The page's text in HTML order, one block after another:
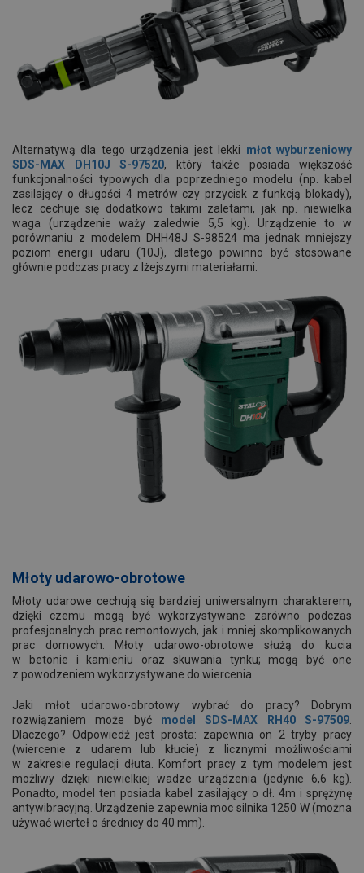
Alternatywą dla tego urządzenia jest lekki młot wyburzeniowy
SDS-MAX DH10J S-97520, który także posiada większość
funkcjonalności typowych dla poprzedniego modelu (np. kabel
zasilający o długości 4 metrów czy przycisk z funkcją blokady),
lecz cechuje się dodatkowo takimi zaletami, jak np. niewielka
waga (urządzenie waży zaledwie 5,5 kg). Urządzenie to w
porównaniu z modelem DHH48J S-98524 ma jednak mniejszy
poziom energii udaru (10J), dlatego powinno być stosowane
głównie podczas pracy z lżejszymi materiałami.
Młoty udarowo-obrotowe
Młoty udarowe cechują się bardziej uniwersalnym charakterem,
dzięki czemu mogą być wykorzystywane zarówno podczas
profesjonalnych prac remontowych, jak i mniej skomplikowanych
prac domowych. Młoty udarowo-obrotowe służą do kucia
w betonie i kamieniu oraz skuwania tynku; mogą być one
z powodzeniem wykorzystywane do wiercenia.
Jaki młot udarowo-obrotowy wybrać do pracy? Dobrym
rozwiązaniem może być model SDS-MAX RH40 S-97509
Dlaczego? Odpowiedź jest prosta: zapewnia on 2 tryby pracy
(wiercenie z udarem lub kłucie) z licznymi możliwościami
w zakresie regulacji dłuta. Komfort pracy z tym modelem jest
możliwy dzięki niewielkiej wadze urządzenia (jedynie 6,6 kg).
Ponadto, model ten posiada kabel zasilający o dł. 4m i sprężynę
antywibracyjną. Urządzenie zapewnia moc silnika 1250 W (można
używać wierteł o średnicy do 40 mm).